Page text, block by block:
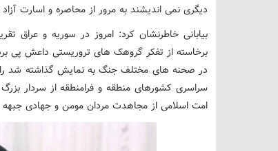
دیگری نمی اندیشند به مرور از محاصره و اسارت
بیابانی خاطرنشان کرد: امروز در سوریه و عراق
برخاسته از تفکر گروهک های تروریستی داعش پی
در صحنه های مختلف جنگ به نمایش گذاشته شد را
سراسری کشورهای منطقه و فرامنطقه از سردار
امت اسلامی از مجاهدت مردان مومن و جهادی